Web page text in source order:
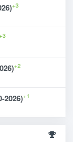
+3
+2
2026)+1